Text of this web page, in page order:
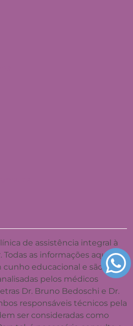
de assistência integral à
as informações aqui
educacional e são
pelos médicos
Dr. Bruno Bedoschi e Dr.
responsáveis técnicos pela
ser consideradas como